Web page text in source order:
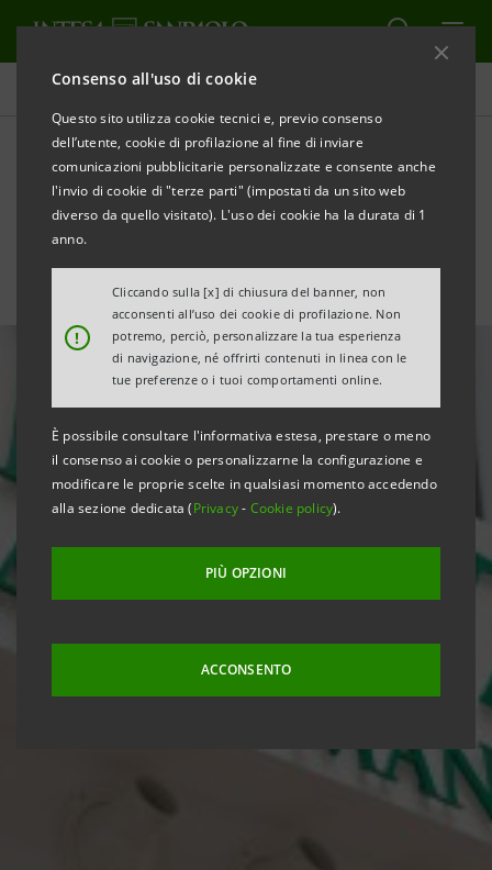
Consenso all'uso di cookie
Questo sito utilizza cookie tecnici e, previo consenso
dell’utente, cookie di profilazione al fine di inviare
comunicazioni pubblicitarie personalizzate e consente anche
l'invio di cookie di "terze parti" (impostati da un sito web
diverso da quello visitato). L'uso dei cookie ha la durata di 1
anno.
!
Cliccando sulla [x] di chiusura del banner, non
acconsenti all’uso dei cookie di profilazione. Non
potremo, perciò, personalizzare la tua esperienza
di navigazione, né offrirti contenuti in linea con le
tue preferenze o i tuoi comportamenti online.
È possibile consultare l'informativa estesa, prestare o meno
il consenso ai cookie o personalizzarne la configurazione e
modificare le proprie scelte in qualsiasi momento accedendo
alla sezione dedicata (Privacy- Cookie policy).
PIÙ OPZIONI
ACCONSENTO
Tutte le news
Nasce Eurizon Capital Real
Asset SGR